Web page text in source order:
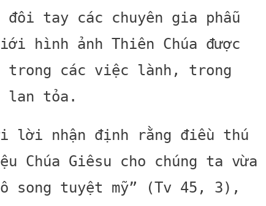
đôi tay các chuyên gia phẫu
hình ảnh Thiên Chúa được
trong các việc lành, trong
lan tỏa.
lời nhận định rằng điều thú
Giêsu cho chúng ta vừa
song tuyệt mỹ” (Tv 45, 3),